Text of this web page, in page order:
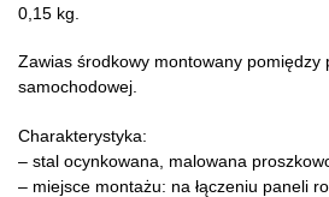
0,15 kg.
Zawias środkowy montowany pomiędzy
samochodowej.
Charakterystyka:
– stal ocynkowana, malowana
– miejsce montażu: na łączeniu paneli